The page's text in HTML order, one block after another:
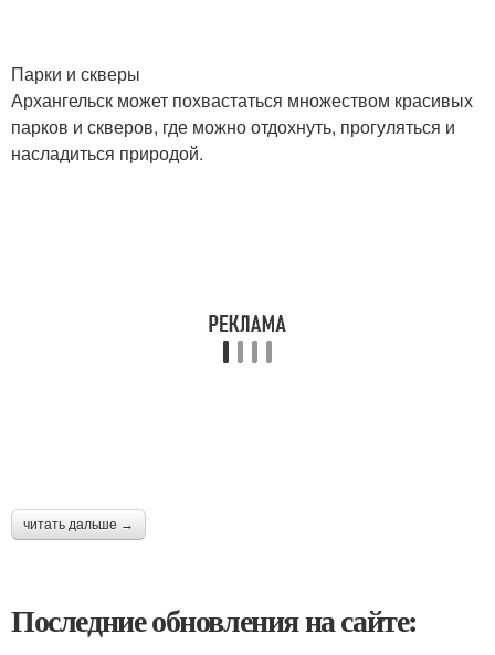
Парки и скверы
Архангельск может похвастаться множеством красивых
парков и скверов, где можно отдохнуть, прогуляться и
насладиться природой.
читать дальше →
Последние обновления на сайте: